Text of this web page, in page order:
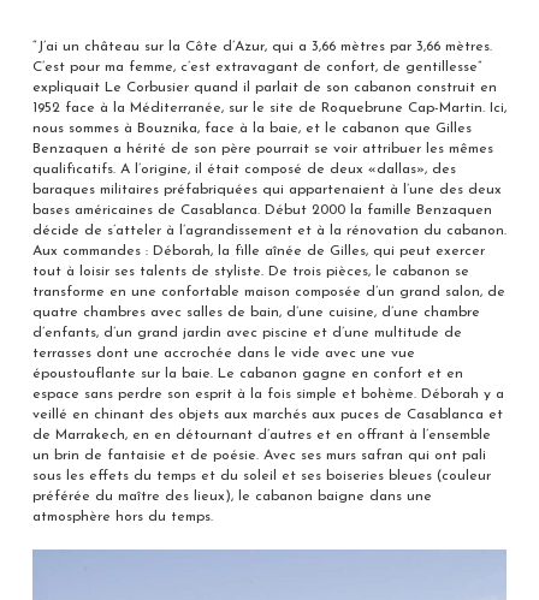
“J’ai un château sur la Côte d’Azur, qui a 3,66 mètres par 3,66 mètres.
C’est pour ma femme, c’est extravagant de confort, de gentillesse”
expliquait Le Corbusier quand il parlait de son cabanon construit en
1952 face à la Méditerranée, sur le site de Roquebrune Cap-Martin. Ici,
nous sommes à Bouznika, face à la baie, et le cabanon que Gilles
Benzaquen a hérité de son père pourrait se voir attribuer les mêmes
qualificatifs. A l’origine, il était composé de deux «dallas», des
baraques militaires préfabriquées qui appartenaient à l’une des deux
bases américaines de Casablanca. Début 2000 la famille Benzaquen
décide de s’atteler à l’agrandissement et à la rénovation du cabanon.
Aux commandes : Déborah, la fille aînée de Gilles, qui peut exercer
tout à loisir ses talents de styliste. De trois pièces, le cabanon se
transforme en une confortable maison composée d’un grand salon, de
quatre chambres avec salles de bain, d’une cuisine, d’une chambre
d’enfants, d’un grand jardin avec piscine et d’une multitude de
terrasses dont une accrochée dans le vide avec une vue
époustouflante sur la baie. Le cabanon gagne en confort et en
espace sans perdre son esprit à la fois simple et bohème. Déborah y a
veillé en chinant des objets aux marchés aux puces de Casablanca et
de Marrakech, en en détournant d’autres et en offrant à l’ensemble
un brin de fantaisie et de poésie. Avec ses murs safran qui ont pali
sous les effets du temps et du soleil et ses boiseries bleues (couleur
préférée du maître des lieux), le cabanon baigne dans une
atmosphère hors du temps.